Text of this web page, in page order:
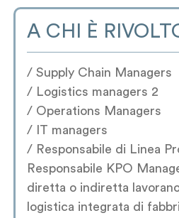
A CHI È
/ Supply Chain Managers
/ Logistics managers 2
/ Operations Managers
/ IT managers
/ Responsabile di Linea
Responsabile KPO
diretta o indiretta
logistica integrata di